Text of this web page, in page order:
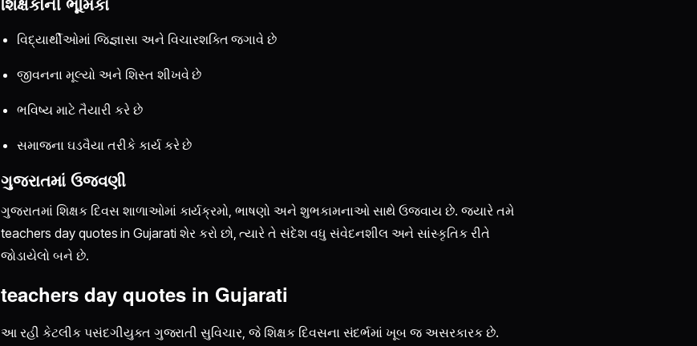
વિદ્યાર્થીઓમાં જિજ્ઞાસા અને વિચારશક્તિ જગાવે છે
જીવનના મૂલ્યો અને શિસ્ત શીખવે છે
ભવિષ્ય માટે તૈયારી કરે છે
સમાજના ઘડવૈયા તરીકે કાર્ય કરે છે
ગુજરાતમાં ઉજવણી
ગુજરાતમાં શિક્ષક દિવસ શાળાઓમાં કાર્યક્રમો, ભાષણો અને શુભકામનાઓ સાથે ઉજવાય છે. જ્યારે તમે
teachers day quotes in Gujarati શેર કરો છો, ત્યારે તે સંદેશ વધુ સંવેદનશીલ અને સાંસ્કૃતિક રીતે
જોડાયેલો બને છે.
teachers day quotes in Gujarati
આ રહી કેટલીક પસંદગીયુક્ત ગુજરાતી સુવિચાર, જે શિક્ષક દિવસના સંદર્ભમાં ખૂબ જ અસરકારક છે.